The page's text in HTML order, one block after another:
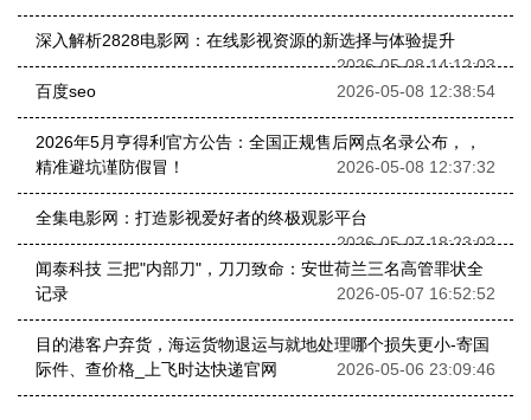
深入解析2828电影网：在线影视资源的新选择与体验提升
2026-05-08 14:12:03
百度seo
2026-05-08 12:38:54
2026年5月亨得利官方公告：全国正规售后网点名录公布，，
精准避坑谨防假冒！
2026-05-08 12:37:32
全集电影网：打造影视爱好者的终极观影平台
2026-05-07 18:23:02
闻泰科技 三把"内部刀"，刀刀致命：安世荷兰三名高管罪状全
记录
2026-05-07 16:52:52
目的港客户弃货，海运货物退运与就地处理哪个损失更小-寄国
际件、查价格_上飞时达快递官网
2026-05-06 23:09:46